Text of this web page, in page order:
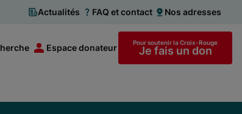
Actualités FAQ et contact Nos adresses
Espace donateur Pour soutenir la Croix-Rouge
Je fais un don